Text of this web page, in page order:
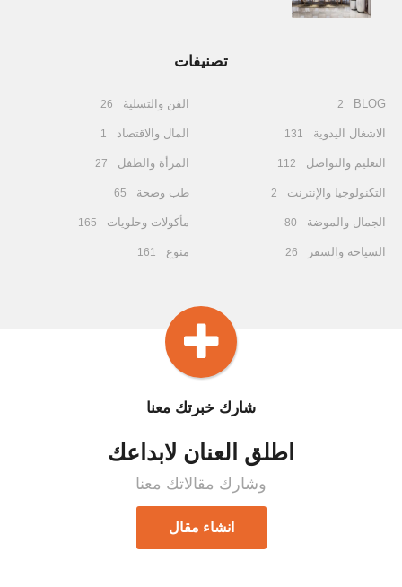
تصنيفات
BLOG
2
الاشغال اليدوية 131
التعليم والتواصل 112
التكنولوجيا والإنترنت 2
الجمال والموضة 80
السياحة والسفر 26
الفن والتسلية 26
المال والاقتصاد 1
المرأة والطفل 27
طب وصحة 65
مأكولات وحلويات 165
منوع 161
شارك خبرتك معنا
اطلق العنان لابداعك
وشارك مقالاتك معنا
انشاء مقال